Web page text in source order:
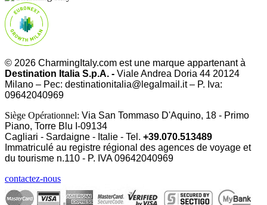
© 2026 CharmingItaly.com est une marque appartenant à
Destination Italia S.p.A. - Viale Andrea Doria 44 20124
Milano – Pec: destinationitalia@legalmail.it – P. Iva:
09642040969
Siège Opérationnel: Via San Tommaso D'Aquino, 18 - Primo
Piano, Torre Blu I-09134
Cagliari - Sardaigne - Italie - Tel. +39.070.513489
Immatriculé au registre régional des agences de voyage et
du tourisme n.110 - P. IVA09642040969
contactez-nous